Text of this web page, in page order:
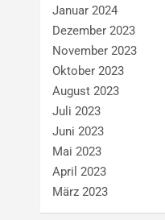
Januar 2024
Dezember 2023
November 2023
Oktober 2023
August 2023
Juli 2023
Juni 2023
Mai 2023
April 2023
März 2023